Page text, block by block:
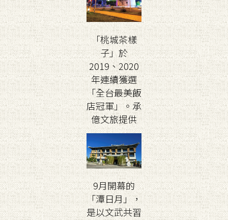
「桃城茶樣
子」於
2019、2020
年連續獲選
「全台最美飯
店冠軍」。承
億文旅提供
9月開幕的
「潭日月」，
是以文武共習